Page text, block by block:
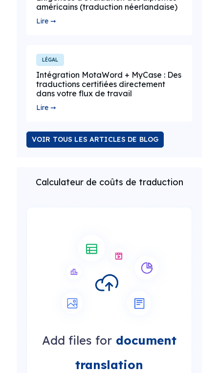
américains (traduction néerlandaise)
Lire ➞
LÉGAL
Intégration MotaWord + MyCase : Des
traductions certifiées directement
dans votre flux de travail
Lire ➞
VOIR TOUS LES ARTICLES DE BLOG
Calculateur de coûts de traduction
Add files for document
translation